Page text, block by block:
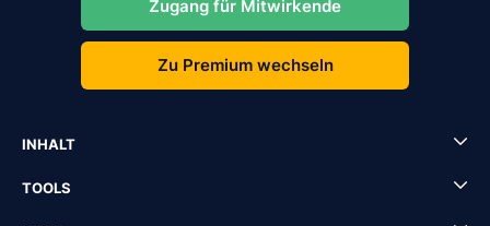
Zugang für Mitwirkende
Zu Premium wechseln
INHALT
TOOLS